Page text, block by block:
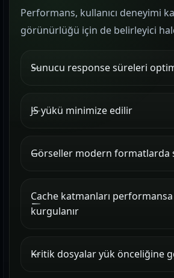
Performans, kullanıcı deneyimi
görünürlüğü için de belirleyici
Sunucu response süreleri
JS yükü minimize edilir
Görseller modern formatlarda
Cache katmanları
kurgulanır
Kritik dosyalar yük önceliğine